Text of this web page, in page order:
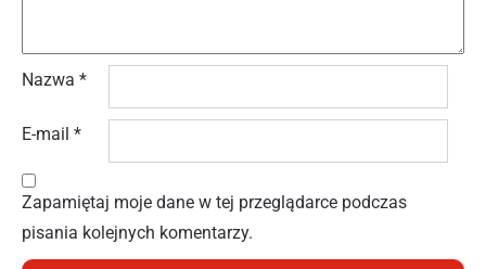
Nazwa *
E-mail *
Zapamiętaj moje dane w tej przeglądarce podczas
pisania kolejnych komentarzy.